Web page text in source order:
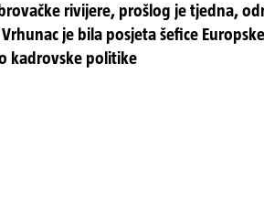
rivijere, prošlog je tjedna,
je bila posjeta šefice Europske
kadrovske politike